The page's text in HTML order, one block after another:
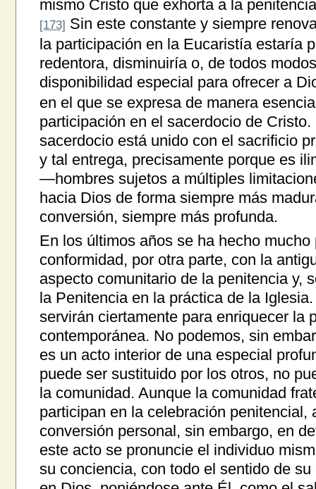
mismo Cristo que exhorta a la
[173] Sin este constante y siempre
la participación en la Eucaristía estaría
redentora, disminuiría o, de todos
disponibilidad especial para ofrecer a
en el que se expresa de manera
participación en el sacerdocio de
sacerdocio está unido con el sacrificio
y tal entrega, precisamente porque es
—hombres sujetos a múltiples
hacia Dios de forma siempre más
conversión, siempre más profunda.
En los últimos años se ha hecho
conformidad, por otra parte, con la
aspecto comunitario de la penitencia y,
la Penitencia en la práctica de la
servirán ciertamente para enriquecer la
contemporánea. No podemos, sin
es un acto interior de una especial
puede ser sustituido por los otros, no
la comunidad. Aunque la comunidad
participan en la celebración penitencial,
conversión personal, sin embargo, en
este acto se pronuncie el individuo
su conciencia, con todo el sentido de